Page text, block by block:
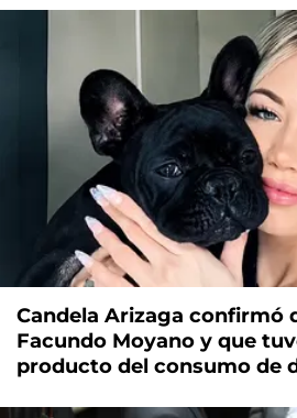
Candela Arizaga confirmó
Facundo Moyano y que
producto del consumo de